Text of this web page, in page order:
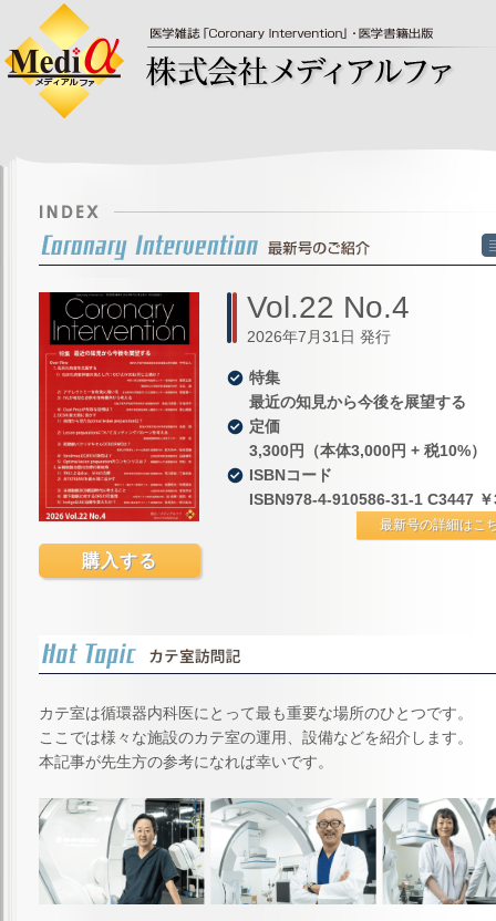
購入する
Vol.22 No.4
2026年7月31日 発行
特集
最近の知見から今後を展望する
定価
3,300円（本体3,000円 + 税10%）
ISBNコード
ISBN978-4-910586-31-1 C3447
最新号の詳細はこ
カテ室は循環器内科医にとって最も重要な場所のひとつです。
ここでは様々な施設のカテ室の運用、設備などを紹介します。
本記事が先生方の参考になれば幸いです。